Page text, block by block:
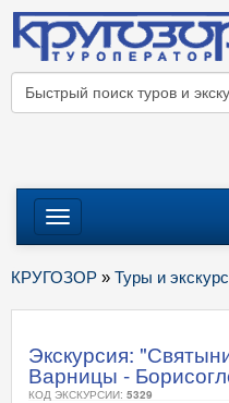
Меню
КРУГОЗОР » Туры и
Экскурсия:
Варницы -
КОД ЭКСКУРСИИ: 5329